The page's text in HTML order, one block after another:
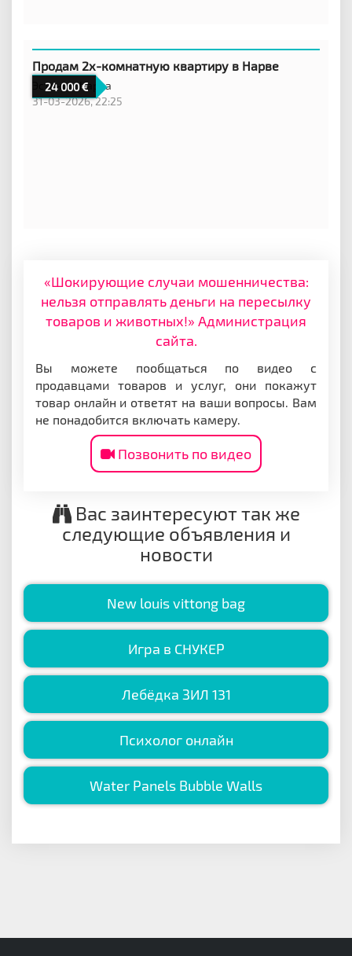
24 000
Продам 2х-комнатную квартиру в Нарве
Эстония,Нарва
31-03-2026, 22:25
«Шокирующие случаи мошенничества:
нельзя отправлять деньги на пересылку
товаров и животных!» Администрация
сайта.
Вы можете пообщаться по видео с
продавцами товаров и услуг, они покажут
товар онлайн и ответят на ваши вопросы. Вам
не понадобится включать камеру.
Позвонить по видео
Вас заинтересуют так же
следующие объявления и
новости
New louis vittong bag
Игра в СНУКЕР
Лебёдка ЗИЛ 131
Психолог онлайн
Water Panels Bubble Walls